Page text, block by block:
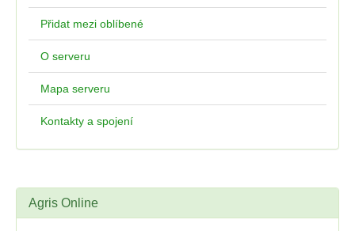
Přidat mezi oblíbené
O serveru
Mapa serveru
Kontakty a spojení
Agris Online